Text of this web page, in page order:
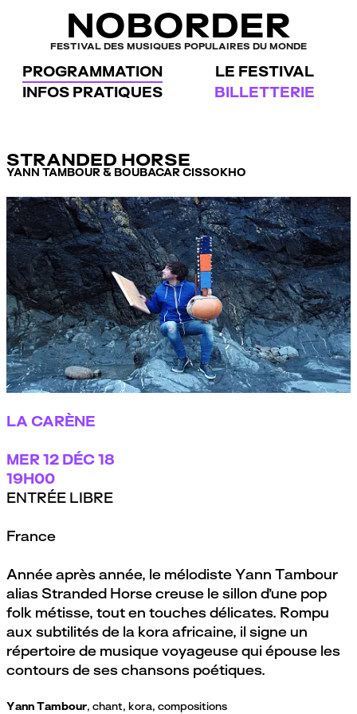
NOBORDER
FESTIVAL DES MUSIQUES POPULAIRES DU MONDE
PROGRAMMATION
LE FESTIVAL
INFOS PRATIQUES
BILLETTERIE
STRANDED HORSE
YANN TAMBOUR & BOUBACAR CISSOKHO
LA CARÈNE
MER 12 DÉC 18
19H00
ENTRÉE LIBRE
France
Année après année, le mélodiste Yann Tambour
alias Stranded Horse creuse le sillon d’une pop
folk métisse, tout en touches délicates. Rompu
aux subtilités de la kora africaine, il signe un
répertoire de musique voyageuse qui épouse les
contours de ses chansons poétiques.
Yann Tambour, chant, kora, compositions